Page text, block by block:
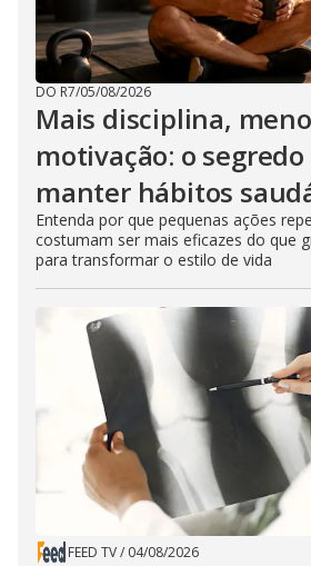
DO R7/05/08/2026
Mais disciplina,
motivação: o
manter hábitos
Entenda por que pequenas ações
costumam ser mais eficazes do que
para transformar o estilo de vida
FEED TV/ 04/08/2026